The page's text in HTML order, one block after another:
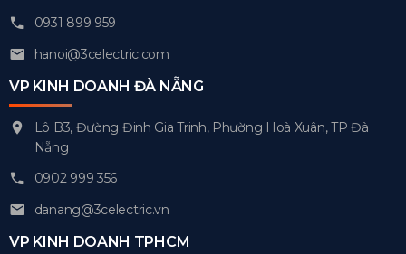
0931 899 959
hanoi@3celectric.com
VP KINH DOANH ĐÀ NẴNG
Lô B3, Đường Đinh Gia Trinh, Phường Hoà Xuân, TP Đà
Nẵng
0902 999 356
danang@3celectric.vn
VP KINH DOANH TPHCM